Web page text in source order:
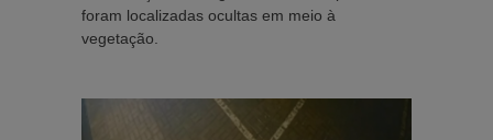
foram localizadas ocultas em meio à
vegetação.